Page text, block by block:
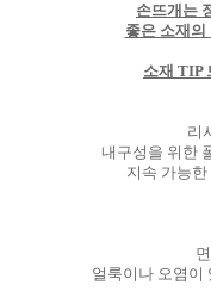
손뜨개는
좋은 소재의
소재 TIP
리
내구성을 위한
지속 가능
얼룩이나 오염이